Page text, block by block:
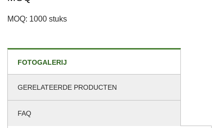
MOQ: 1000 stuks
FOTOGALERIJ
GERELATEERDE PRODUCTEN
FAQ